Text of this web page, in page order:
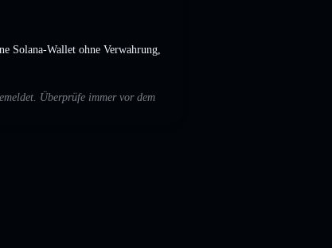
Solana-Wallet ohne Verwahrung,
Überprüfe immer vor dem